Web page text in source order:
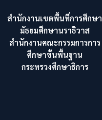
สำนักงานเขตพื้นที่การศึกษา
มัธยมศึกษานราธิวาส
สำนักงานคณะกรรมการการ
ศึกษาขั้นพื้นฐาน
กระทรวงศึกษาธิการ